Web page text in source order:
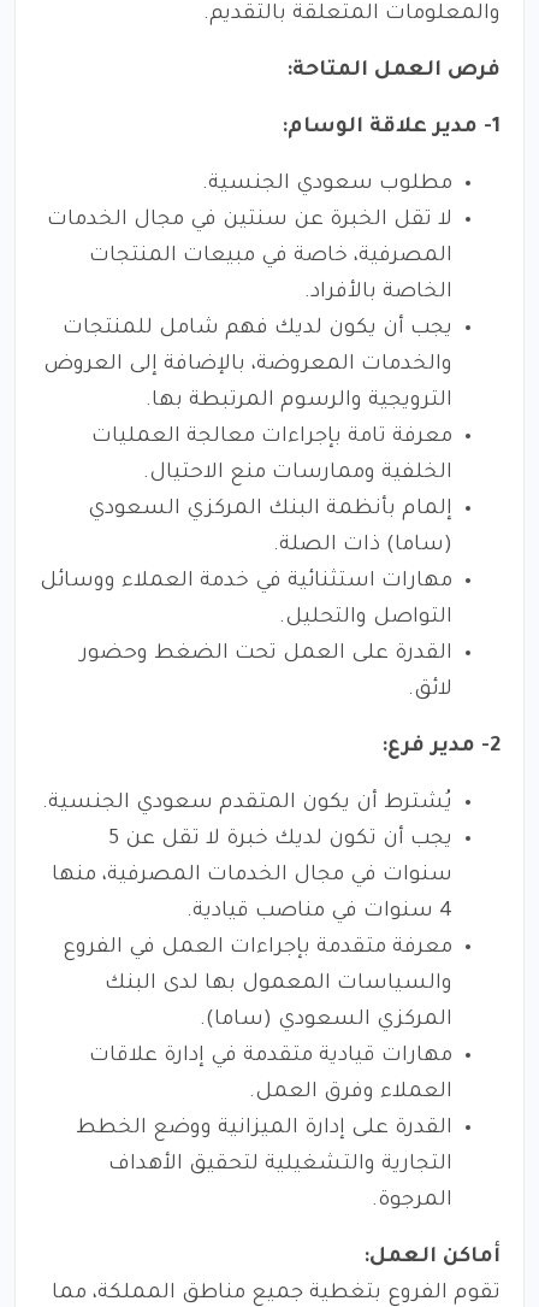
والمعلومات المتعلقة بالتقديم.
فرص العمل المتاحة:
1- مدير علاقة الوسام:
مطلوب سعودي الجنسية.
لا تقل الخبرة عن سنتين في مجال الخدمات
المصرفية، خاصة في مبيعات المنتجات
الخاصة بالأفراد.
يجب أن يكون لديك فهم شامل للمنتجات
والخدمات المعروضة، بالإضافة إلى العروض
الترويجية والرسوم المرتبطة بها.
معرفة تامة بإجراءات معالجة العمليات
الخلفية وممارسات منع الاحتيال.
إلمام بأنظمة البنك المركزي السعودي
(ساما) ذات الصلة.
مهارات استثنائية في خدمة العملاء ووسائل
التواصل والتحليل.
القدرة على العمل تحت الضغط وحضور
لائق.
2- مدير فرع:
يُشترط أن يكون المتقدم سعودي الجنسية.
يجب أن تكون لديك خبرة لا تقل عن 5
سنوات في مجال الخدمات المصرفية، منها
4 سنوات في مناصب قيادية.
معرفة متقدمة بإجراءات العمل في الفروع
والسياسات المعمول بها لدى البنك
المركزي السعودي (ساما).
مهارات قيادية متقدمة في إدارة علاقات
العملاء وفرق العمل.
القدرة على إدارة الميزانية ووضع الخطط
التجارية والتشغيلية لتحقيق الأهداف
المرجوة.
أماكن العمل:
تقوم الفروع بتغطية جميع مناطق المملكة، مما